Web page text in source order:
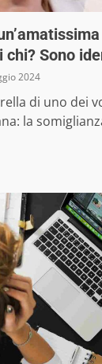
chi? Sono
2024
di uno dei
la